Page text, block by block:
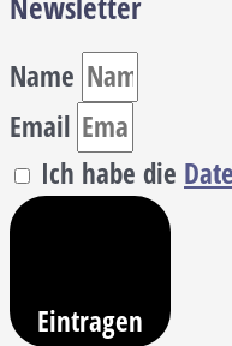
Name
Email
Ich habe die
Eintragen